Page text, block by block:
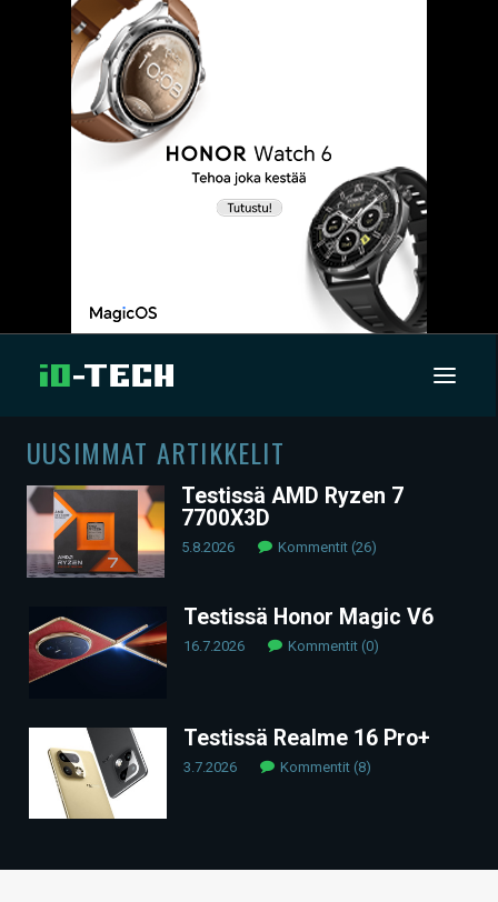
UUTISET
ARTIKKELIT
VIDEOT
TECHBBS
TIETOA
KAUPPA
VAIHDA TEEMA
UUSIMMAT ARTIKKELIT
Testissä AMD Ryzen 7
7700X3D
5.8.2026 Kommentit (26)
Testissä Honor Magic V6
16.7.2026 Kommentit (0)
Testissä Realme 16 Pro+
3.7.2026 Kommentit (8)